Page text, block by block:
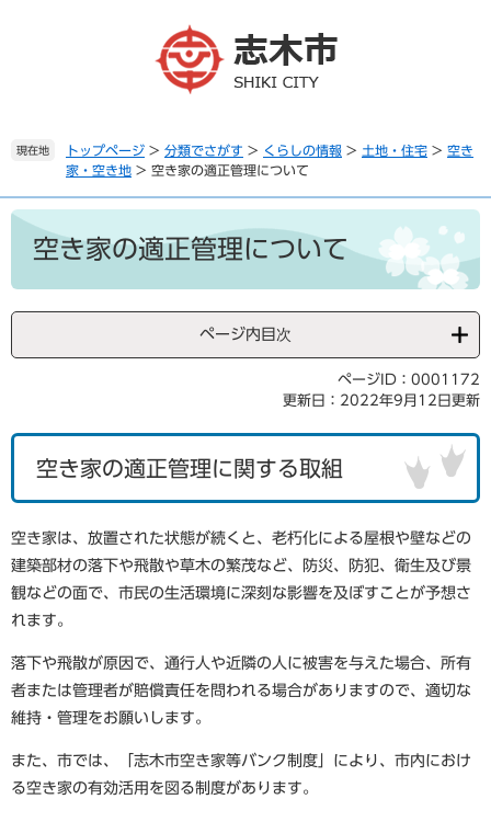
。
て
本
現在地 トップページ > 分類でさがす > くらしの情報 > 土地・住宅 > 空き
家・空き地 > 空き家の適正管理について
本
空き家の適正管理について
ページ内目次
ページID：0001172
更新日：2022年9月12日更新
空き家の適正管理に関する取組
空き家は、放置された状態が続くと、老朽化による屋根や壁などの
建築部材の落下や飛散や草木の繁茂など、防災、防犯、衛生及び景
観などの面で、市民の生活環境に深刻な影響を及ぼすことが予想さ
れます。
落下や飛散が原因で、通行人や近隣の人に被害を与えた場合、所有
者または管理者が賠償責任を問われる場合がありますので、適切な
維持・管理をお願いします。
また、市では、「志木市空き家等バンク制度」により、市内におけ
る空き家の有効活用を図る制度があります。